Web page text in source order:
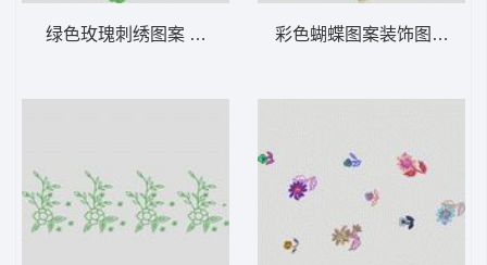
绿色玫瑰刺绣图案 大花样 彩色蝴蝶图案装饰图 大花样